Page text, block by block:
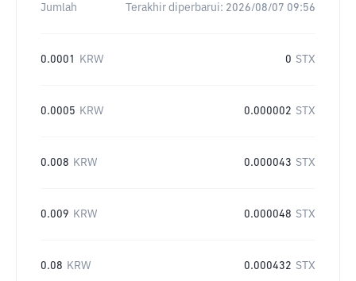
Jumlah Terakhir diperbarui: 2026/08/07 09:56
0.0001 KRW 0 STX
0.0005 KRW 0.000002 STX
0.008 KRW 0.000043 STX
0.009 KRW 0.000048 STX
0.08 KRW 0.000432 STX